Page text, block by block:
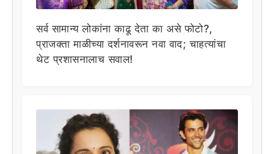
सर्व सामान्य लोकांना काढू देता का असे फोटो?,
प्राजक्ता माळीच्या दर्शनावरून नवा वाद; चाहत्यांचा
थेट प्रशासनालाच सवाल!